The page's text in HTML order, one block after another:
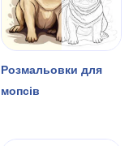
Розмальовки для
мопсів